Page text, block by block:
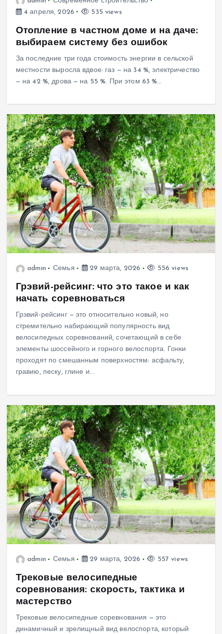
4 апреля, 2026
535 views
Отопление в частном доме и на даче:
выбираем систему без ошибок
За последние три года стоимость энергии в сельской
местности выросла вдвое: газ — на 34 %, электричество
— на 42 %, дрова — на 55 %. При этом 63 %…
admin Семья 29 марта, 2026 556 views
Грэвий-рейсинг: что это такое и как
начать соревноваться
Грэвий-рейсинг — это относительно новый, но
стремительно набирающий популярность вид
велосипедных соревнований, сочетающий в себе
элементы шоссейного и горного велоспорта. Гонки
проходят по смешанным поверхностям: асфальту,
гравию, песку, глине и…
admin Семья 29 марта, 2026 557 views
Трековые велосипедные
соревнования: скорость, тактика и
мастерство
Трековые велосипедные соревнования — это
динамичный и зрелищный вид велоспорта, который